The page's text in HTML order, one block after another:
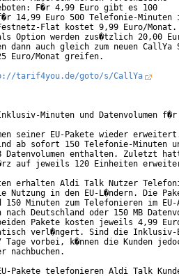
F�r 4,99 Euro gibt es 100
14,99 Euro 500 Telefonie-
Flat kostet 9,99 Euro/
Option werden zus�tzlich 20,00
dann auch gleich zum neuen CallYa
Monat greifen.
tarif4you.de/goto/s/CallYa
Minuten und Datenvolumen f�r
seiner EU-Pakete wieder
ab sofort 150 Telefonie-Minuten
Datenvolumen enthalten. Zuletzt
auf jeweils 120 Einheiten
erhalten Aldi Talk Nutzer
Nutzung in den EU-L�ndern. Die
150 Minuten zum Telefonieren im
Deutschland oder 150 MB
Pakete kosten jeweils 4,99
verl�ngert. Sind die Inklusiv-
vorbei, k�nnen die Kunden
nachbuchen.
Pakete telefonieren Aldi Talk